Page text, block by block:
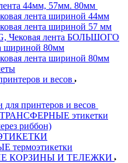
44мм, 57мм. 80мм
лента шириной 44мм
лента шириной 57 мм
Чековая лента БОЛЬШОГО
шириной 80мм
лента шириной 80мм
и весов
для принтеров и весов
этикетки
риббон)
термоэтикетки
КОРЗИНЫ И ТЕЛЕЖКИ